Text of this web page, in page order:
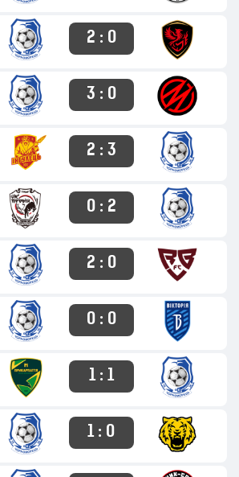
2 : 0
3 : 0
2 : 3
0 : 2
2 : 0
0 : 0
1 : 1
1 : 0